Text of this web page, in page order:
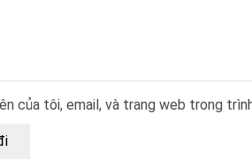
của tôi, email, và trang web trong